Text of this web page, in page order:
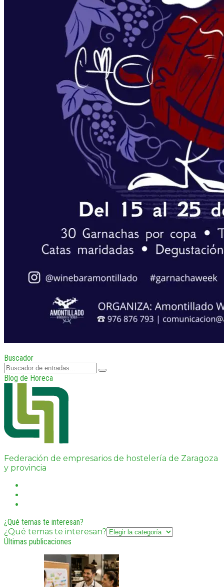
Buscador
Blog de Horeca
Federación de empresarios de hostelería de Zaragoza
y provincia
¿Qué temas te interesan?
¿Qué temas te interesan?
Últimas publicaciones